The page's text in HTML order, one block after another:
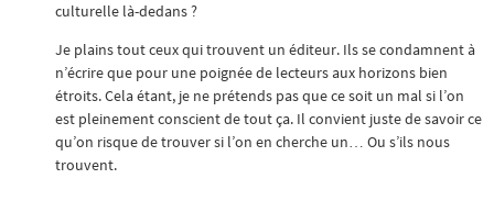
culturelle là-dedans ?
Je plains tout ceux qui trouvent un éditeur. Ils se condamnent à
n’écrire que pour une poignée de lecteurs aux horizons bien
étroits. Cela étant, je ne prétends pas que ce soit un mal si l’on
est pleinement conscient de tout ça. Il convient juste de savoir ce
qu’on risque de trouver si l’on en cherche un… Ou s’ils nous
trouvent.